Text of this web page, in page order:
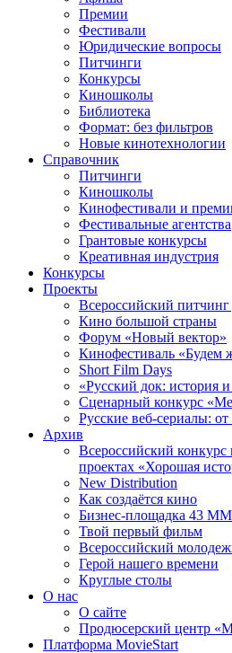
Премии
Фестивали
Юридические вопросы
Питчинги
Конкурсы
Киношколы
Библиотека
Формат: без фильтров
Новые кинотехнологии
Справочник
Питчинги
Киношколы
Кинофестивали и
Фестивальные агентства
Грантовые конкурсы
Креативная индустрия
Конкурсы
Проекты
Всероссийский
Кино большой страны
Форум «Новый вектор»
Кинофестиваль «Будем
Short Film Days
«Русский док: история
Сценарный конкурс
Русские веб-сериалы:
Архив
Всероссийский
проектах «Хорошая
New Distribution
Как создаётся кино
Бизнес-площадка 43
Твой первый фильм
Всероссийский
Герой нашего времени
Круглые столы
О нас
О сайте
Продюсерский центр
Платформа MovieStart